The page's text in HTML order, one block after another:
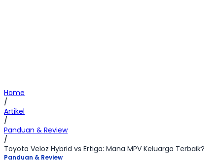
Home
/
Artikel
/
Panduan & Review
/
Toyota Veloz Hybrid vs Ertiga: Mana MPV Keluarga Terbaik?
Panduan & Review